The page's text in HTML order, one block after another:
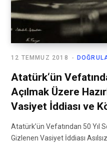
12 TEMMUZ 2018
Atatürk‘ün
Açılmak Üzere
Vasiyet İddiası ve
Atatürk’ün Vefatından 50 Yıl
Gizlenen Vasiyet İddiası